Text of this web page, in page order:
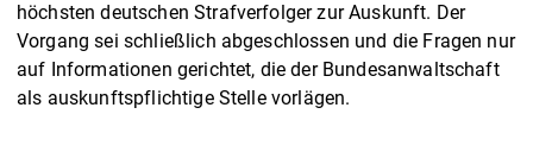
höchsten deutschen Strafverfolger zur Auskunft. Der
Vorgang sei schließlich abgeschlossen und die Fragen nur
auf Informationen gerichtet, die der Bundesanwaltschaft
als auskunftspflichtige Stelle vorlägen.